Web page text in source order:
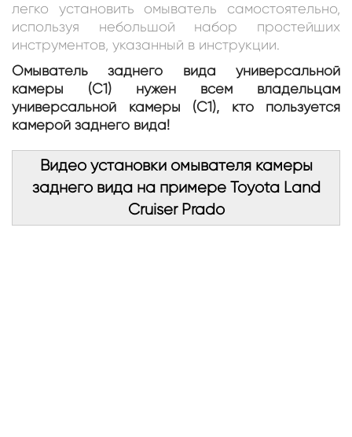
легко установить омыватель самостоятельно,
используя небольшой набор простейших
инструментов, указанный в инструкции.
Омыватель заднего вида универсальной
камеры (С1) нужен всем владельцам
универсальной камеры (С1), кто пользуется
камерой заднего вида!
Видео установки омывателя камеры
заднего вида на примере Toyota Land
Cruiser Prado